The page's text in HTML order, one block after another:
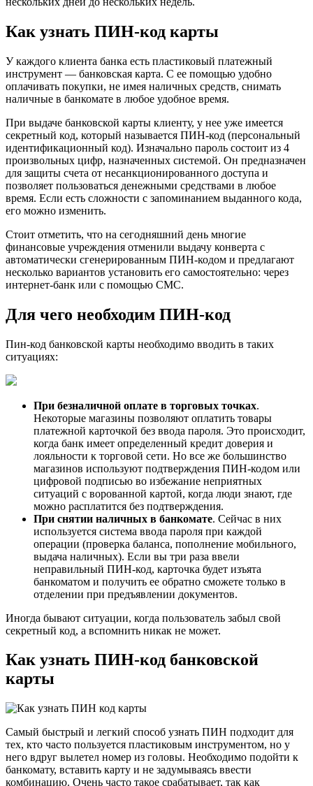
Как узнать ПИН-код карты
У каждого клиента банка есть пластиковый платежный
инструмент — банковская карта. С ее помощью удобно
оплачивать покупки, не имея наличных средств, снимать
наличные в банкомате в любое удобное время.
При выдаче банковской карты клиенту, у нее уже имеется
секретный код, который называется ПИН-код (персональный
идентификационный код). Изначально пароль состоит из 4
произвольных цифр, назначенных системой. Он предназначен
для защиты счета от несанкционированного доступа и
позволяет пользоваться денежными средствами в любое
время. Если есть сложности с запоминанием выданного кода,
его можно изменить.
Стоит отметить, что на сегодняшний день многие
финансовые учреждения отменили выдачу конверта с
автоматически сгенерированным ПИН-кодом и предлагают
несколько вариантов установить его самостоятельно: через
интернет-банк или с помощью СМС.
Для чего необходим ПИН-код
Пин-код банковской карты необходимо вводить в таких
ситуациях:
При безналичной оплате в торговых точках.
Некоторые магазины позволяют оплатить товары
платежной карточкой без ввода пароля. Это происходит,
когда банк имеет определенный кредит доверия и
лояльности к торговой сети. Но все же большинство
магазинов используют подтверждения ПИН-кодом или
цифровой подписью во избежание неприятных
ситуаций с ворованной картой, когда люди знают, где
можно расплатится без подтверждения.
При снятии наличных в банкомате. Сейчас в них
используется система ввода пароля при каждой
операции (проверка баланса, пополнение мобильного,
выдача наличных). Если вы три раза ввели
неправильный ПИН-код, карточка будет изъята
банкоматом и получить ее обратно сможете только в
отделении при предъявлении документов.
Иногда бывают ситуации, когда пользователь забыл свой
секретный код, а вспомнить никак не может.
Как узнать ПИН-код банковской
карты
Самый быстрый и легкий способ узнать ПИН подходит для
тех, кто часто пользуется пластиковым инструментом, но у
него вдруг вылетел номер из головы. Необходимо подойти к
банкомату, вставить карту и не задумываясь ввести
комбинацию. Очень часто такое срабатывает, так как